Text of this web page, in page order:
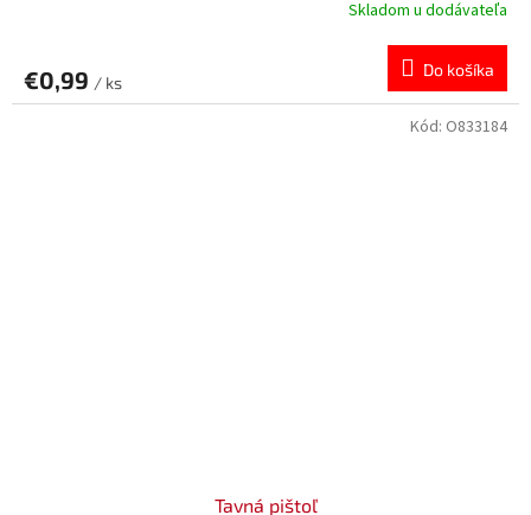
Skladom u dodávateľa
€0,99 / ks
Do košíka
Tavná pištoľ
Kód: O833184